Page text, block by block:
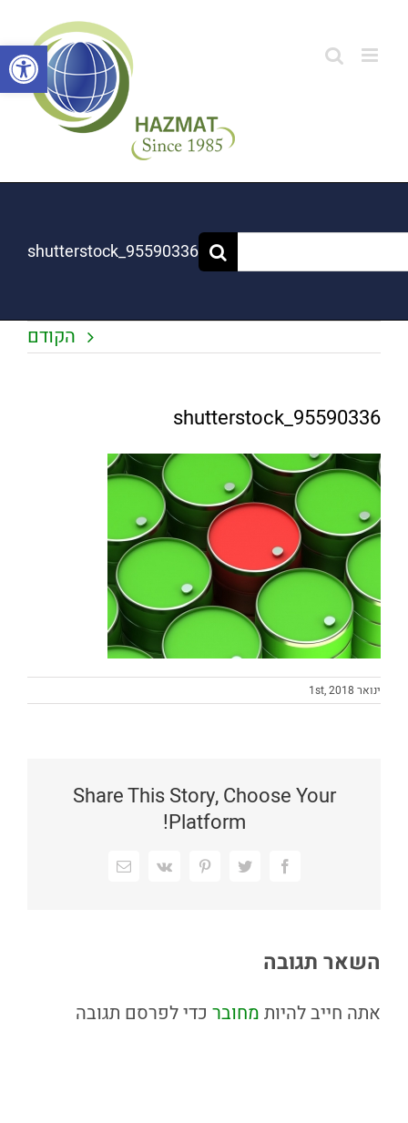
פתח
shutterstock_95590336
הקודם
shutterstock_95590336
ינואר 1st, 2018
Share This Story, Choose Your
Platform!
Facebook
Twitter
Pinterest
Vk
כתובת
השאר תגובה
אתה חייב להיות מחובר כדי לפרסם תגובה